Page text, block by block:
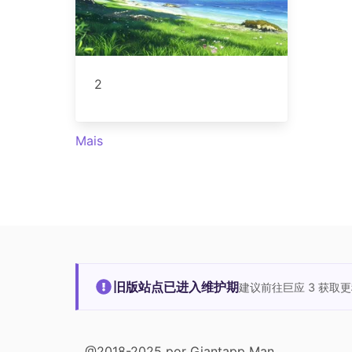
2
Mais
旧版站点已进入维护期建议前往巨应 3 获取更